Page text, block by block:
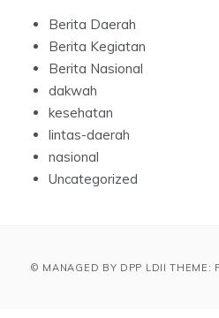
Berita Daerah
Berita Kegiatan
Berita Nasional
dakwah
kesehatan
lintas-daerah
nasional
Uncategorized
© MANAGED BY DPP LDII THEME: